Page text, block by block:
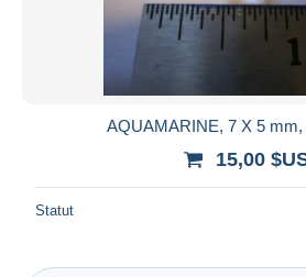
AQUAMARINE, 7 X 5
15,00
Statut